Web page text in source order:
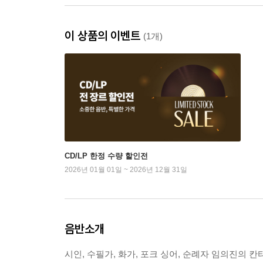
이 상품의 이벤트 (1개)
CD/LP 한정 수량 할인전
2026년 01월 01일 ~ 2026년 12월 31일
음반소개
시인, 수필가, 화가, 포크 싱어, 순례자 임의진의 칸